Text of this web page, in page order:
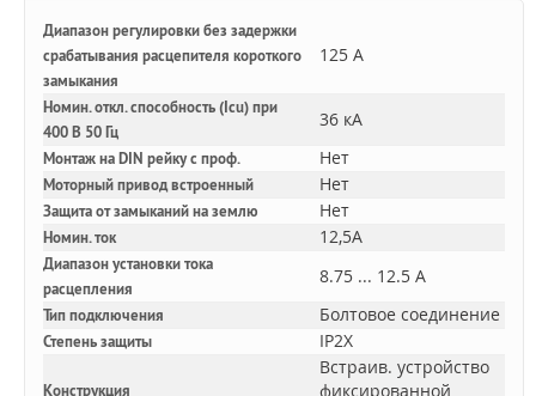
Диапазон регулировки без задержки
срабатывания расцепителя короткого
замыкания
125 А
Номин. откл. способность (Icu) при
400 В 50 Гц
36 кА
Монтаж на DIN рейку с проф. Нет
Моторный привод встроенный Нет
Защита от замыканий на землю Нет
Номин. ток 12,5A
Диапазон установки тока
расцепления
8.75 ... 12.5 А
Тип подключения Болтовое соединение
Степень защиты IP2X
Конструкция
Встраив. устройство
фиксированной